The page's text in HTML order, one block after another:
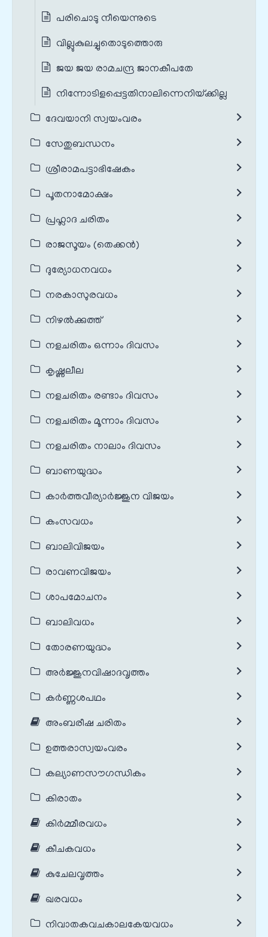
പരിചൊടു നീയെന്നുടെ
വില്ലുകുലച്ചുതൊടുത്തൊരു
ജയ ജയ രാമചന്ദ്ര ജാനകീപതേ
നിന്നോടിളപ്പെട്ടതിനാലിന്നെനിയ്‌ക്കില്ല
ദേവയാനി സ്വയംവരം
സേതുബന്ധനം
ശ്രീരാമപട്ടാഭിഷേകം
പൂതനാമോക്ഷം
പ്രഹ്ലാദ ചരിതം
രാജസൂയം (തെക്കൻ)
ദുര്യോധനവധം
നരകാസുരവധം
നിഴൽക്കുത്ത്
നളചരിതം ഒന്നാം ദിവസം
കൃഷ്ണലീല
നളചരിതം രണ്ടാം ദിവസം
നളചരിതം മൂന്നാം ദിവസം
നളചരിതം നാലാം ദിവസം
ബാണയുദ്ധം
കാർത്തവീര്യാർജ്ജുന വിജയം
കംസവധം
ബാലിവിജയം
രാവണവിജയം
ശാപമോചനം
ബാലിവധം
തോരണയുദ്ധം
അർജ്ജുനവിഷാദവൃത്തം
കർണ്ണശപഥം
അംബരീഷ ചരിതം
ഉത്തരാസ്വയംവരം
കല്യാണസൗഗന്ധികം
കിരാതം
കിർമ്മീരവധം
കീചകവധം
കുചേലവൃത്തം
ഖരവധം
നിവാതകവചകാലകേയവധം